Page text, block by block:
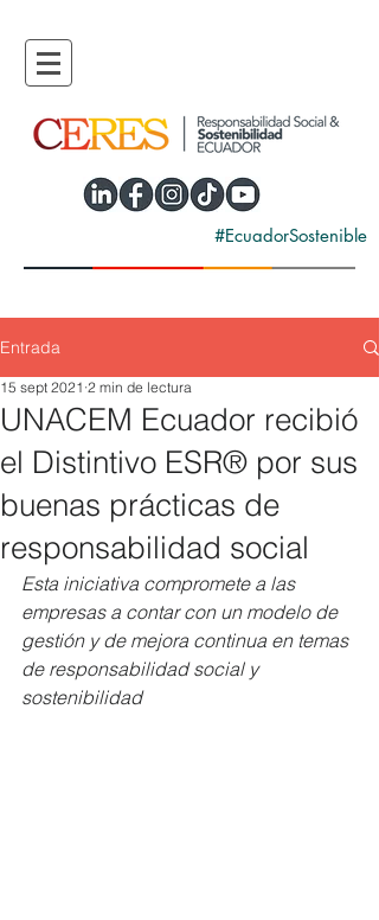
#EcuadorSostenible
Entrada
UNACEM Ecuador recibió
el Distintivo ESR® por sus
buenas prácticas de
responsabilidad social
15 sept 2021 2 min de lectura
Esta iniciativa compromete a las
empresas a contar con un modelo de
gestión y de mejora continua en temas
de responsabilidad social y
sostenibilidad